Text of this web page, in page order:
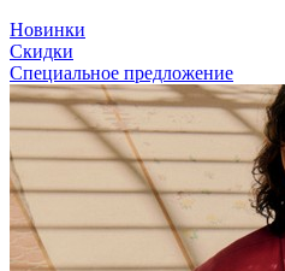
Новинки
Скидки
Специальное предложение